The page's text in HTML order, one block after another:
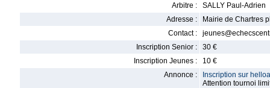
Arbitre :
SALLY Paul-Adrien
Adresse :
Mairie de Chartres
Contact :
Inscription Senior :
30 €
Inscription Jeunes :
10 €
Annonce :
Inscription sur
Attention tournoi